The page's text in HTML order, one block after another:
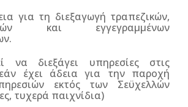
για τη διεξαγωγή τραπεζικών,
και εγγεγραμμένων
να διεξάγει υπηρεσίες στις
έχει άδεια για την παροχή
εκτός των Σεϋχελλών
τυχερά παιχνίδια)